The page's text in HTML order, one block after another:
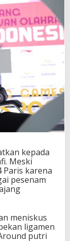
kepada
Meski
Paris karena
pesenam
meniskus
ligamen
putri